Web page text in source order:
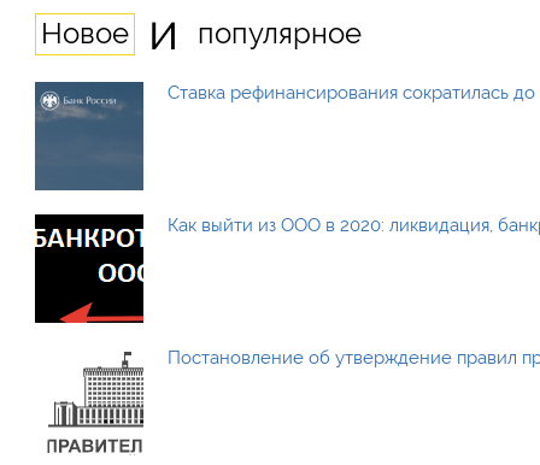
Новое и популярное
Ставка рефинансирования сократилась
Как выйти из ООО в 2020: ликвидация,
Постановление об утверждение правил